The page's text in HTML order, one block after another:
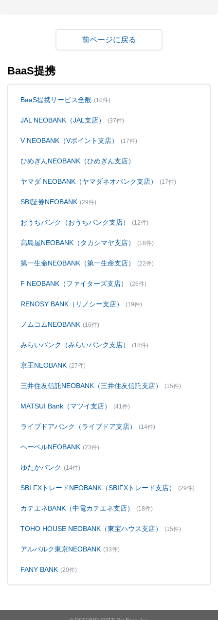
戻る
BaaS提携
BaaS提携サービス全般 (10件)
JAL NEOBANK（JAL支店） (37件)
V NEOBANK（Vポイント支店） (17件)
ひめぎんNEOBANK（ひめぎん支店）
ヤマダ NEOBANK（ヤマダネオバンク支店） (17件)
SBI証券NEOBANK (29件)
おうちバンク（おうちバンク支店） (12件)
高島屋NEOBANK（タカシマヤ支店） (18件)
第一生命NEOBANK（第一生命支店） (22件)
F NEOBANK（ファイターズ支店） (26件)
RENOSY BANK（リノシー支店） (19件)
ノムコムNEOBANK (16件)
みらいバンク（みらいバンク支店） (18件)
京王NEOBANK (27件)
三井住友信託NEOBANK（三井住友信託支店） (15件)
MATSUI Bank（マツイ支店） (41件)
ライブドアバンク（ライブドア支店） (14件)
ヘーベルNEOBANK (23件)
ゆたかバンク (14件)
SBI FXトレードNEOBANK（SBIFXトレード支店） (29件)
カテエネBANK（中電カテエネ支店） (18件)
TOHO HOUSE NEOBANK（東宝ハウス支店） (15件)
アルバルク東京NEOBANK (33件)
FANY BANK (20件)